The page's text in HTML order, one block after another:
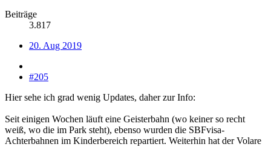
Beiträge
3.817
20. Aug 2019
#205
Hier sehe ich grad wenig Updates, daher zur Info:
Seit einigen Wochen läuft eine Geisterbahn (wo keiner so recht
weiß, wo die im Park steht), ebenso wurden die SBFvisa-
Achterbahnen im Kinderbereich repartiert. Weiterhin hat der Volare